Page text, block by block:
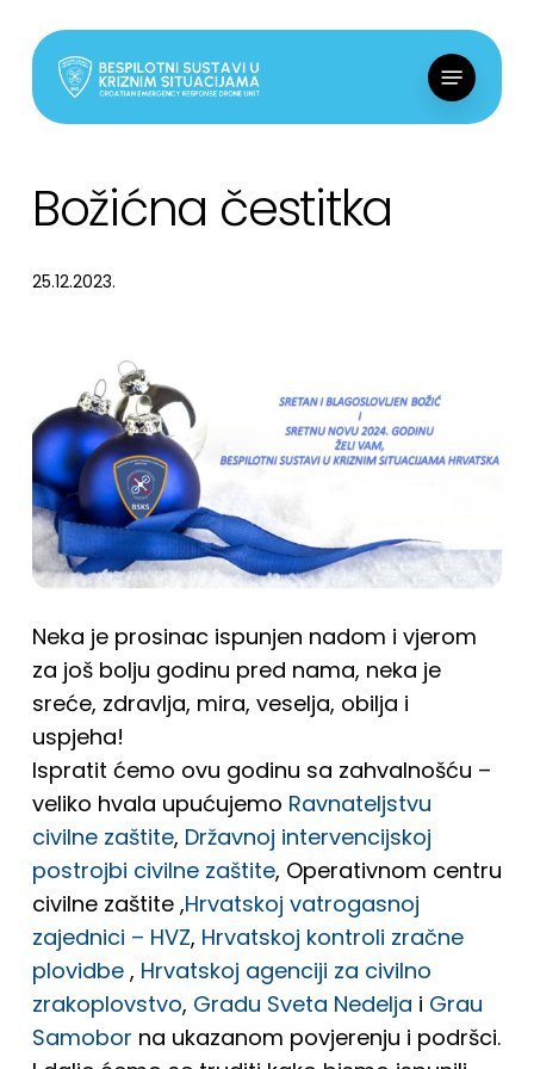
content
Menu
Božićna čestitka
25.12.2023.
Neka je prosinac ispunjen nadom i vjerom
za još bolju godinu pred nama, neka je
sreće, zdravlja, mira, veselja, obilja i
uspjeha!
Ispratit ćemo ovu godinu sa zahvalnošću –
veliko hvala upućujemo Ravnateljstvu
civilne zaštite, Državnoj intervencijskoj
postrojbi civilne zaštite, Operativnom centru
civilne zaštite ,Hrvatskoj vatrogasnoj
zajednici – HVZ, Hrvatskoj kontroli zračne
plovidbe , Hrvatskoj agenciji za civilno
zrakoplovstvo, Gradu Sveta Nedelja i Grau
Samobor na ukazanom povjerenju i podršci.